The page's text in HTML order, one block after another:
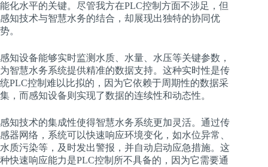
能化水平的关键。尽管我方在PLC控制方面不涉足，但
感知技术与智慧水务的结合，却展现出独特的协同优
势。
感知设备能够实时监测水质、水量、水压等关键参数，
为智慧水务系统提供精准的数据支持。这种实时性是传
统PLC控制难以比拟的，因为它依赖于周期性的数据采
集，而感知设备则实现了数据的连续性和动态性。
感知技术的集成性使得智慧水务系统更加灵活。通过传
感器网络，系统可以快速响应环境变化，如水位异常、
水质污染等，及时发出警报，并自动启动应急措施。这
种快速响应能力是PLC控制所不具备的，因为它需要通